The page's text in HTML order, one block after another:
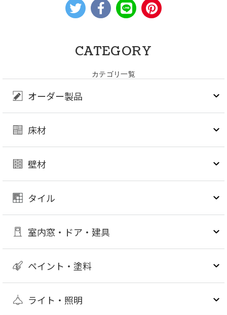
CATEGORY
カテゴリ一覧
オーダー製品
床材
壁材
タイル
室内窓・ドア・建具
ペイント・塗料
ライト・照明